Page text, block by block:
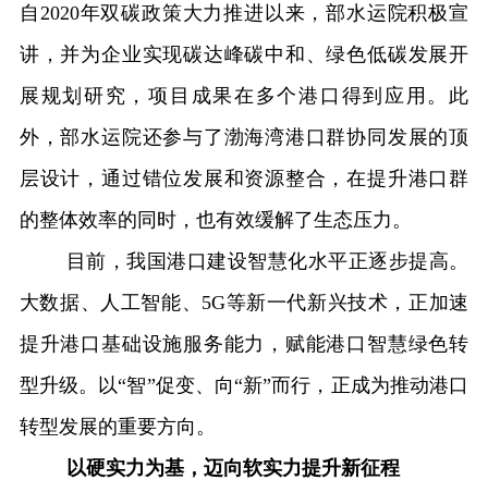
自2020年双碳政策大力推进以来，部水运院积极宣
讲，并为企业实现碳达峰碳中和、绿色低碳发展开
展规划研究，项目成果在多个港口得到应用。此
外，部水运院还参与了渤海湾港口群协同发展的顶
层设计，通过错位发展和资源整合，在提升港口群
的整体效率的同时，也有效缓解了生态压力。
目前，我国港口建设智慧化水平正逐步提高。
大数据、人工智能、5G等新一代新兴技术，正加速
提升港口基础设施服务能力，赋能港口智慧绿色转
型升级。以“智”促变、向“新”而行，正成为推动港口
转型发展的重要方向。
以硬实力为基，迈向软实力提升新征程